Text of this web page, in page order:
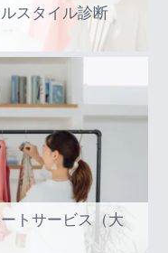
スタイル診断
トサービス（大